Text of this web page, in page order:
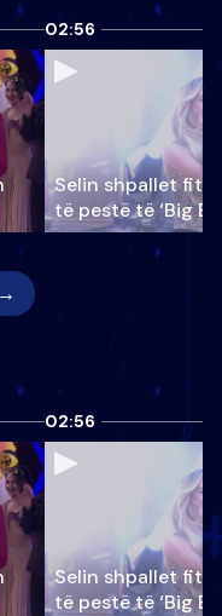
02:56
Selin shpallet
të pestë të ‘Big
02:56
Selin shpallet
të pestë të ‘Big